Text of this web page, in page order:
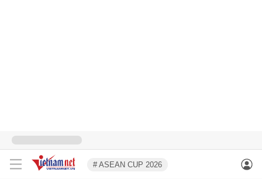
# ASEAN CUP 2026